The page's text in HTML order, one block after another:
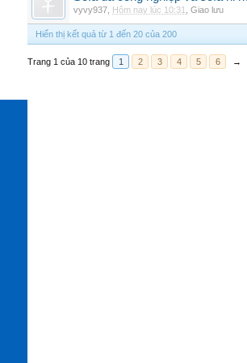
vyvy937 Hôm nay lúc 10:31 Giao lưu
Hiển thị kết quả từ 1 đến 20 của 200
Trang 1 của 10 trang 1 2 3 4 5 6 →